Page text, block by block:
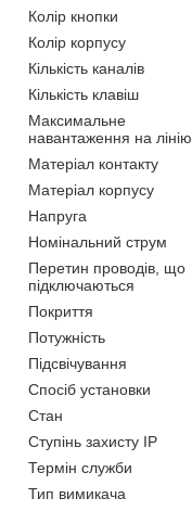
Колір кнопки
Колір корпусу
Кількість каналів
Кількість клавіш
Максимальне
навантаження на лінію
Матеріал контакту
Матеріал корпусу
Напруга
Номінальний струм
Перетин проводів, що
підключаються
Покриття
Потужність
Підсвічування
Спосіб установки
Стан
Ступінь захисту IP
Термін служби
Тип вимикача